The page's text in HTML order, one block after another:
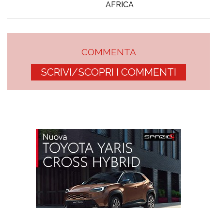
AFRICA
COMMENTA
SCRIVI/SCOPRI I COMMENTI